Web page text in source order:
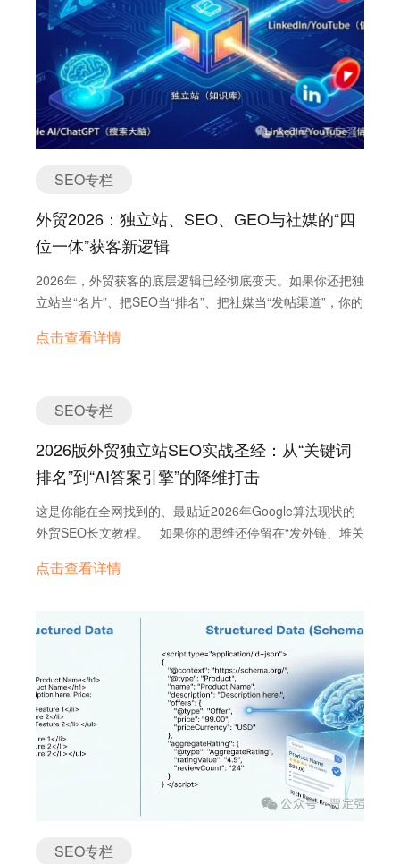
真正决定你能否被收录、能否被信任的核心动作。 第一
层：生死基建（Technical SEO 2026标准） 这一层做不
好，你的网站在Google眼里就是一座“危房”。 1. 索引与爬
取规则（给机器看的路标） 不要以为装了插件就万事大
吉。上线前必须人工核查 robots.txt文件。 核心检查点：
确保没有错误地屏蔽了 CSS 或 JS 文件。现在的 Googlebot
需要渲染完整的页面来理解内容，屏蔽样式文件会导致
Sitemap策略：不要把所有页面都丢进站点地图。只提交核
（Tags）”、“作者归档页”等低质量重复内容，避免浪费
Google有限的抓取预算。 2. Core Web Vitals 的B2B新阈
对“体验”的评分标准已经更新： INP (Interaction to Next
Paint)：这是取代FID的新指标。它衡量的不是“页面加载多
快”，而是“点击按钮后网页反应多快”。B2B询盘表单如果点
SEO专栏
外贸2026：独立站、SEO、GEO与社媒的“四
位一体”获客新逻辑
2026年，外贸获客的底层逻辑已经彻底变天。如果你还把独
立站当“名片”、把SEO当“排名”、把社媒当“发帖渠道”，你的
统搜索引擎的访问量将下降25%，因为用户正大量转向
Google SEO 已进化为“全域搜索优化”（Search
必须掌握的“独立站+SEO+GEO+社媒”协同作战蓝图。 01
核心认知：从“流量漏斗”到“信任闭环” 过去，我们的逻辑
新逻辑是： AI (GEO) 是第一入口：用户在 Google AIO
(AI Overviews) 或 ChatGPT 提问，AI 整合信息并给出“答
案”。你的品牌必须成为“被引用的答案”。 社媒是“实体”验
证：AI 会交叉验证你的品牌在 LinkedIn、YouTube 上的活
独立站是“知识母港”：只有结构化、高密度的专业内容
点击查看详情
SEO专栏
2026版外贸独立站SEO实战圣经：从“关键词
排名”到“AI答案引擎”的降维打击
这是你能在全网找到的、最贴近2026年Google算法现状的
外贸SEO长文教程。 如果你的思维还停留在“发外链、堆关
狱难度。根据最新的行业数据，Google第一名的自然点击率
跌至19%左右。 这意味着什么？意味着传统的“流量逻
辑”正在失效，取而代之的是“答案逻辑”。 这篇文章结合了
最新的Gemini 3.0算法机制、2026年SEO大师课实录以及外
贸B2B/B2C的实战经验，手把手教你如何把一个新站（或半
死不活的老站）做成Google眼中的“权威实体”。 第一章：
认知重构——SEO没有死，只是换了“考卷” 很多外贸老板
问我：“AI都直接给答案了，还要做网站SEO吗？” 我的回
答是：不仅要做，而且要比以前更专业地做。 在Gemini
3.0时代，Google搜索不再是一个简单的“图书管理员”（匹
配关键词字符串），而是一个“高级研究员”（理解实体关系
manufacturer”时，Google不再只是列出网页，而是通过
点击查看详情
SEO专栏